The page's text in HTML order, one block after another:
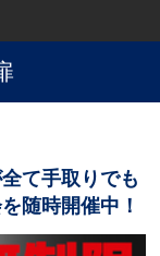
て手取りでも
随時開催中！